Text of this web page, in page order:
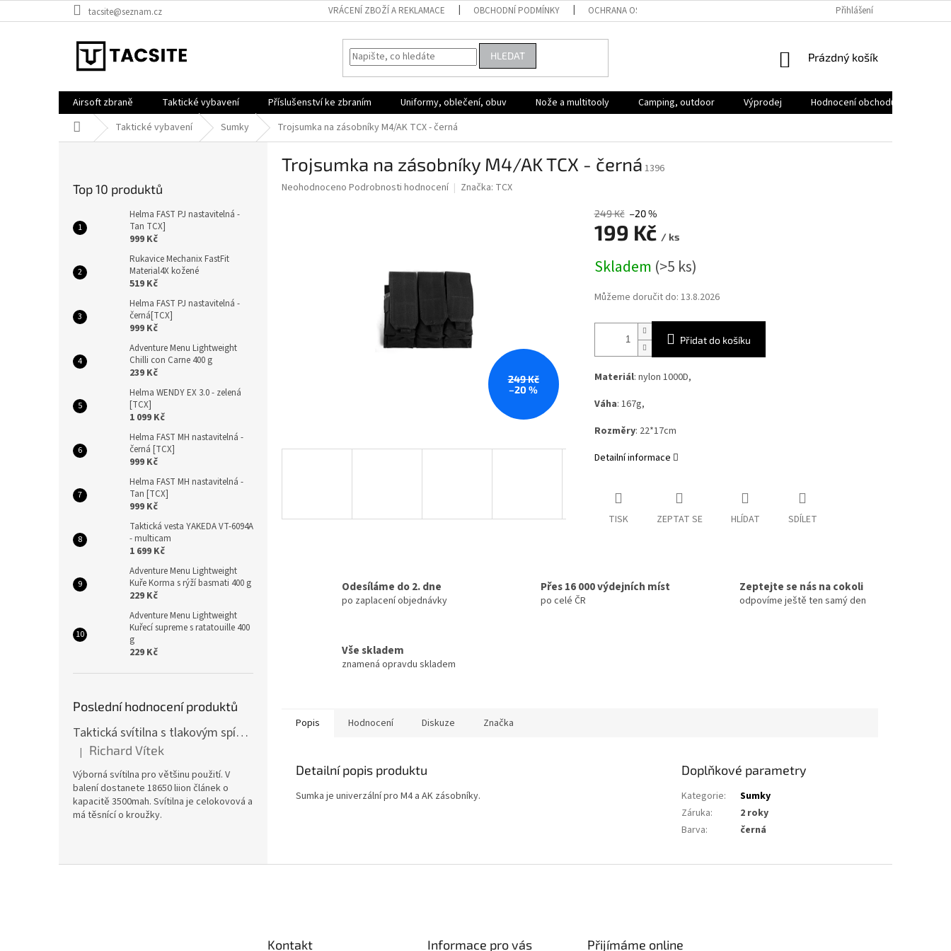
na
tacsite@seznam.cz VRÁCENÍ ZBOŽÍ A REKLAMACE OBCHODNÍ PODMÍNKY OCHRANA OSOBNÍCH ÚDAJŮ Přihlášení
HLEDAT
NÁKUPNÍ
Prázdný košík
Airsoft zbraně Taktické vybavení Příslušenství ke zbraním Uniformy, oblečení, obuv Nože a multitooly Camping, outdoor Výprodej Hodnocení obchodu
Domů Taktické vybavení Sumky Trojsumka na zásobníky M4/AK TCX - černá
Top 10 produktů
Helma FAST PJ nastavitelná -
Tan TCX]
999 Kč
Rukavice Mechanix FastFit
Material4X kožené
519 Kč
Helma FAST PJ nastavitelná -
černá[TCX]
999 Kč
Adventure Menu Lightweight
Chilli con Carne 400 g
239 Kč
Helma WENDY EX 3.0 - zelená
[TCX]
1 099 Kč
Helma FAST MH nastavitelná -
černá [TCX]
999 Kč
Helma FAST MH nastavitelná -
Tan [TCX]
999 Kč
Taktická vesta YAKEDA VT-6094A
- multicam
1 699 Kč
Adventure Menu Lightweight
Kuře Korma s rýží basmati 400 g
229 Kč
Adventure Menu Lightweight
Kuřecí supreme s ratatouille 400
g
229 Kč
Poslední hodnocení produktů
Taktická svítilna s tlakovým spínačem [TCX]
Hodnocení produktu je 5 z 5 hvězdiček.
| Richard Vítek
Výborná svítilna pro většinu použití. V
balení dostanete 18650 liion článek o
kapacitě 3500mah. Svítilna je celokovová a
má těsnící o kroužky.
Trojsumka na zásobníky M4/AK TCX - černá 1396
Průměrné
Neohodnoceno Podrobnosti hodnocení Značka: TCX
249 Kč
–20 %
249 Kč –20 %
199 Kč / ks
cena:
Skladem (>5 ks)
Můžeme doručit do: 13.8.2026
Přidat do košíku
Materiál: nylon 1000D,
Váha: 167g,
Rozměry: 22*17cm
Detailní informace
TISK ZEPTAT SE HLÍDAT SDÍLET
Odesíláme do 2. dne
po zaplacení objednávky
Přes 16 000 výdejních míst
po celé ČR
Zeptejte se nás na cokoli
odpovíme ještě ten samý den
Vše skladem
znamená opravdu skladem
Popis Hodnocení Diskuze Značka
Detailní popis produktu
Sumka je univerzální pro M4 a AK zásobníky.
Doplňkové parametry
Kategorie:
Sumky
Záruka:
2 roky
Barva: černá
Kontakt Informace pro vás
Přijímáme online